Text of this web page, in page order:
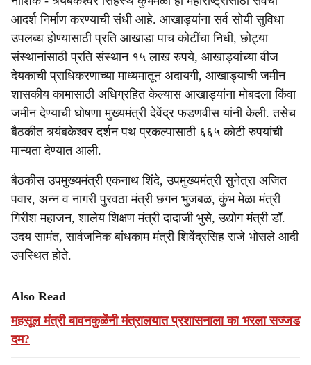
आदर्श निर्माण करण्याची संधी आहे. आखाड्यांना सर्व सोयी सुविधा
उपलब्ध होण्यासाठी प्रति आखाडा पाच कोटींचा निधी, छोट्या
संस्थानांसाठी प्रति संस्थान १५ लाख रुपये, आखाड्यांच्या वीज
देयकाची प्राधिकरणाच्या माध्यमातून अदायगी, आखाड्याची जमीन
शासकीय कामासाठी अधिग्रहित केल्यास आखाड्यांना मोबदला किंवा
जमीन देण्याची घोषणा मुख्यमंत्री देवेंद्र फडणवीस यांनी केली. तसेच
बैठकीत त्र्यंबकेश्वर दर्शन पथ प्रकल्पासाठी ६६५ कोटी रुपयांची
मान्यता देण्यात आली.
बैठकीस उपमुख्यमंत्री एकनाथ शिंदे, उपमुख्यमंत्री सुनेत्रा अजित
पवार, अन्न व नागरी पुरवठा मंत्री छगन भुजबळ, कुंभ मेळा मंत्री
गिरीश महाजन, शालेय शिक्षण मंत्री दादाजी भुसे, उद्योग मंत्री डॉ.
उदय सामंत, सार्वजनिक बांधकाम मंत्री शिवेंद्रसिह राजे भोसले आदी
उपस्थित होते.
Also Read
महसूल मंत्री बावनकुळेंनी मंत्रालयात प्रशासनाला का भरला सज्जड
दम?